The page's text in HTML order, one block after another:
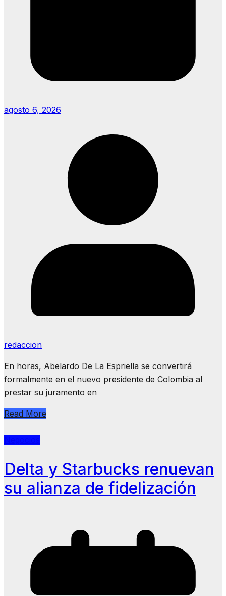
agosto 6, 2026
redaccion
En horas, Abelardo De La Espriella se convertirá
formalmente en el nuevo presidente de Colombia al
prestar su juramento en
Read More
Delta y Starbucks renuevan
su alianza de fidelización